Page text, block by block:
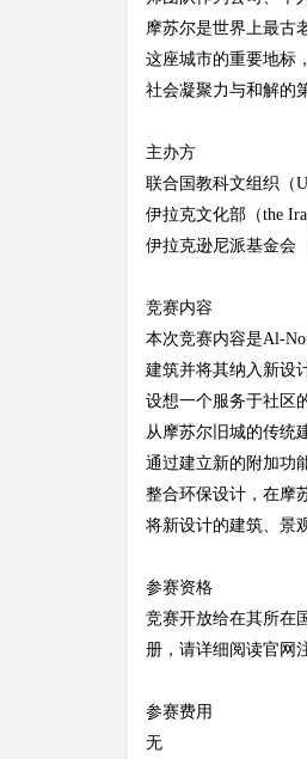
摩苏尔是世界上最古
这座城市的重要地标
社会凝聚力与和解的
主办方
联合国教科文组织（
伊拉克文化部（the
伊拉克逊尼派基金会
竞赛内容
本次竞赛内容是Al-
建筑并将其纳入新设
设想一个服务于社区
从摩苏尔旧城的传统
通过建立新的附加功
整合环保设计，在摩
将新设计的建筑、景
参赛资格
竞赛开放给在其所在
册，请详细阅读官网
参赛费用
无